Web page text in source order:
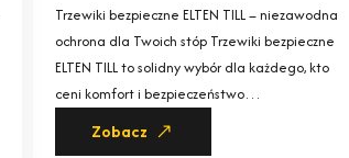
Trzewiki bezpieczne ELTEN TILL – niezawodna
ochrona dla Twoich stóp Trzewiki bezpieczne
ELTEN TILL to solidny wybór dla każdego, kto
ceni komfort i bezpieczeństwo…
Zobacz